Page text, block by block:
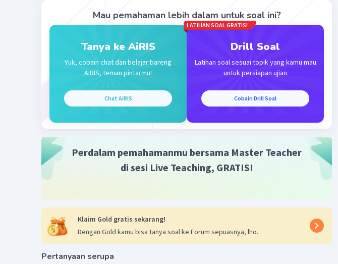
Mau pemahaman lebih dalam untuk soal ini?
Tanya ke AiRIS
Yuk, cobain chat dan belajar bareng
AiRIS, teman pintarmu!
Chat AiRIS
LATIHAN SOAL GRATIS!
Drill Soal
Latihan soal sesuai topik yang kamu mau
untuk persiapan ujian
Cobain Drill Soal
Perdalam pemahamanmu bersama Master Teacher
di sesi Live Teaching, GRATIS!
Klaim Gold gratis sekarang!
Dengan Gold kamu bisa tanya soal ke Forum sepuasnya, lho.
Pertanyaan serupa